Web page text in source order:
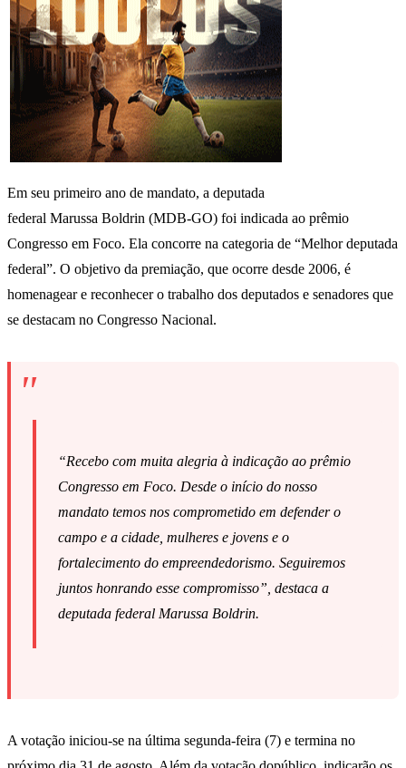
Em seu primeiro ano de mandato, a deputada
federal Marussa Boldrin (MDB-GO) foi indicada ao prêmio
Congresso em Foco. Ela concorre na categoria de “Melhor deputada
federal”. O objetivo da premiação, que ocorre desde 2006, é
homenagear e reconhecer o trabalho dos deputados e senadores que
se destacam no Congresso Nacional.
“Recebo com muita alegria à indicação ao prêmio
Congresso em Foco. Desde o início do nosso
mandato temos nos comprometido em defender o
campo e a cidade, mulheres e jovens e o
fortalecimento do empreendedorismo. Seguiremos
juntos honrando esse compromisso”, destaca a
deputada federal Marussa Boldrin.
A votação iniciou-se na última segunda-feira (7) e termina no